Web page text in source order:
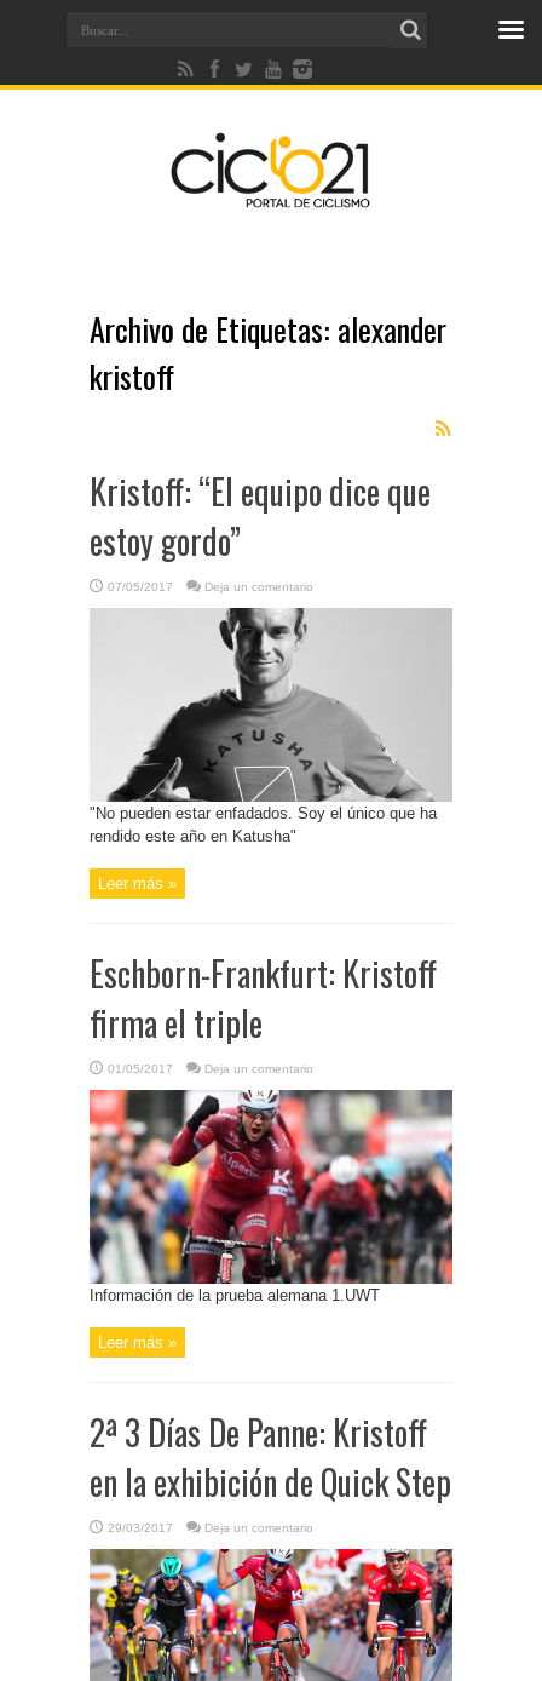
Archivo de Etiquetas: alexander
kristoff
Kristoff: “El equipo dice que
estoy gordo”
07/05/2017 Deja un comentario
"No pueden estar enfadados. Soy el único que ha
rendido este año en Katusha"
Leer más »
Eschborn-Frankfurt: Kristoff
firma el triple
01/05/2017 Deja un comentario
Información de la prueba alemana 1.UWT
Leer más »
2ª 3 Días De Panne: Kristoff
en la exhibición de Quick Step
29/03/2017 Deja un comentario